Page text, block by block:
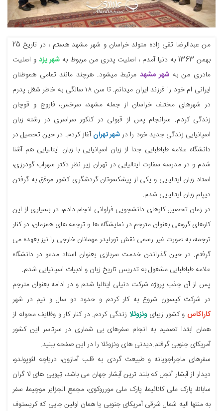
من عبدالرضا تقی زاده متولد خراسان و شهر مشهد هستم ، در تاریخ 25
بهمن 1363 به دنیا آمدم ، اصلیت پدری من مربوط به
شهر یزد و اصلیت
مادری من بهشهر مشهدمرتبط میشود. هرچند مانند تمامی هموطنان
ایرانی ام خود را فرزند ایران میدانم. تا سن ۱۸ سالگی به خاطر شغل پدرم
در شهرهای مختلف خراسان از جمله مشهد، سرخس، فاروج و قوچان
زندگی کردم. سرانجام پس از قبولی در کنکور سراسری در رشته زبان
اسپانیایی زندگی جدید خود را درشهر تهرانآغاز کردم. در حین تحصیل در
دانشگاه علامه طباطبایی جدا از زبان اسپانیایی با زبان ایتالیایی هم آشنا
شدم و در مدرسه سفارت ایتالیایی در تهران زیر نظر دکتر سهراب گودرزی،
استاد زبان ایتالیایی و یکی از پیشکسوتان گردشگری کشور موفق به گرفتن
دیپلم زبان ایتالیایی شدم.
در زمان تحصیل کارهای دانشجویی فراوانی انجام دادم، در بسیاری از این
کارهای گروهی بعنوان مترجم در نمایشگاه ها و ترجمه های همزمان، در کنار
ترجمه، به صورت غیر رسمی نقش تورلیدر مهمانان خارجی را نیز بعهده می
گرفتم. در حین گذراندن خدمت سربازی بعنوان استاد مدعو در دانشگاه
علامه طباطبایی مشغول به تدریس تاریخ زبان و ادبیات اسپانیایی شدم.
پس از آن جذب پروژه شرکت دنیلی ایتالیا شدم و در ادامه بعنوان مترجم
در شرکت کیسون شروع به کار کردم و حدود دو سال و نیم در شهر
کاراکاس و کشور زیبایونزوئلا زندگی کردم. در کنار کار و وظایف محوله از
همان ابتدا تصمیم به انجام سفرهای بی شماری در سرتاسر این کشور
آمریکای جنوبی گرفتم.دیدنی های ونزوئلا را در این صفحه ببنید.
سفرهای ماجراجویانه و طبیعت گردی به قلب آمازون، دریاچه لئوپولدو،
دیدار از آبشار آنجل که بلند ترین آبشار جهان می باشد، تِپویی های لا گران
سابانا، پارک ملی کانائیما، پارک ملی مورروکوی، مجمع الجزایر موچیما، سفر
به منتها الیه شمال شرقی آمریکای جنوبی یا همان اولین جایی که کریستوف